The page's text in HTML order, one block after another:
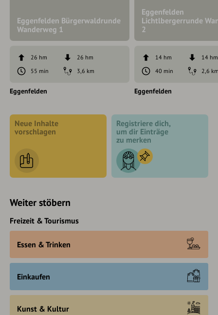
Eggenfelden Bürgerwaldrunde
Wanderweg 1
26 hm
26 hm
55 min
3,6 km
Eggenfelden
Eggenfelden
Lichtlbergerrunde
2
14 hm
14 hm
40 min
2,6
Eggenfelden
Neue Inhalte
vorschlagen
Registriere dich,
um dir Einträge
zu merken
Weiter stöbern
Freizeit & Tourismus
Essen & Trinken
Einkaufen
Kunst & Kultur